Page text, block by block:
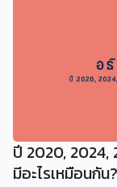
ปี 2020, 2024,
มีอะไรเหมือนกัน?